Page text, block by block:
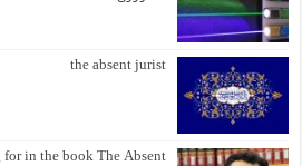
the absent jurist
in the book The Absent